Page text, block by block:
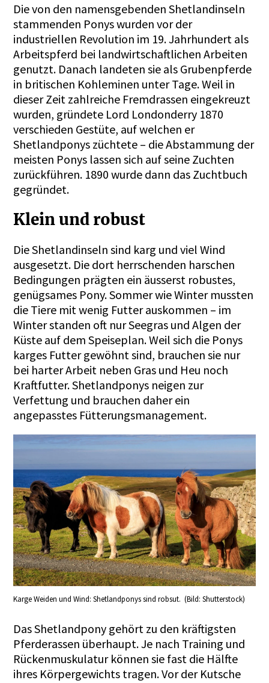
Die von den namensgebenden Shetlandinseln
stammenden Ponys wurden vor der
industriellen Revolution im 19. Jahrhundert als
Arbeitspferd bei landwirtschaftlichen Arbeiten
genutzt. Danach landeten sie als Grubenpferde
in britischen Kohleminen unter Tage. Weil in
dieser Zeit zahlreiche Fremdrassen eingekreuzt
wurden, gründete Lord Londonderry 1870
verschieden Gestüte, auf welchen er
Shetlandponys züchtete – die Abstammung der
meisten Ponys lassen sich auf seine Zuchten
zurückführen. 1890 wurde dann das Zuchtbuch
gegründet.
Klein und robust
Die Shetlandinseln sind karg und viel Wind
ausgesetzt. Die dort herrschenden harschen
Bedingungen prägten ein äusserst robustes,
genügsames Pony. Sommer wie Winter mussten
die Tiere mit wenig Futter auskommen – im
Winter standen oft nur Seegras und Algen der
Küste auf dem Speiseplan. Weil sich die Ponys
karges Futter gewöhnt sind, brauchen sie nur
bei harter Arbeit neben Gras und Heu noch
Kraftfutter. Shetlandponys neigen zur
Verfettung und brauchen daher ein
angepasstes Fütterungsmanagement.
Karge Weiden und Wind: Shetlandponys sind robsut. (Bild: Shutterstock)
Das Shetlandpony gehört zu den kräftigsten
Pferderassen überhaupt. Je nach Training und
Rückenmuskulatur können sie fast die Hälfte
ihres Körpergewichts tragen. Vor der Kutsche